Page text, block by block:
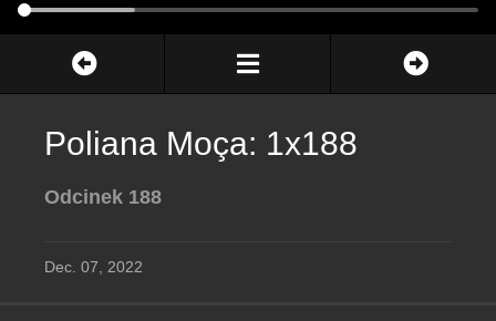
Poliana Moça: 1x188
Odcinek 188
Dec. 07, 2022